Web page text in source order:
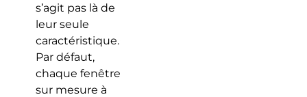
s’agit pas là de
leur seule
caractéristique.
Par défaut,
chaque fenêtre
sur mesure à